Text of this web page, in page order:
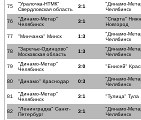
75
"Уралочка-НТМК"
Свердловская область
3:1
"Динамо-
Челябинск
76
"Динамо-Метар"
Челябинск
3:1
"Спарта"
Новгород
77 "Минчанка" Минск 1:3
"Динамо-
Челябинск
78
"Заречье-Одинцово"
Московская область
1:3
"Динамо-
Челябинск
79
"Динамо-Метар"
Челябинск
3:0 "Енисей"
80 "Динамо" Краснодар 0:3
"Динамо-
Челябинск
81
"Динамо-Метар"
Челябинск
3:1 "Тулица" Тула
82
"Ленинградка" Санкт-
Петербург
3:1
"Динамо-
Челябинск